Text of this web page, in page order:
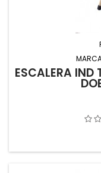
ESCALERA IND